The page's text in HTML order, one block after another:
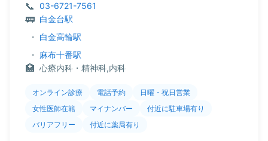
03-6721-7561
白金台駅
・ 白金高輪駅
・ 麻布十番駅
心療内科・精神科,内科
オンライン診療 電話予約
日曜・祝日営業
女性医師在籍
マイナンバー
付近に駐車場有り
バリアフリー
付近に薬局有り